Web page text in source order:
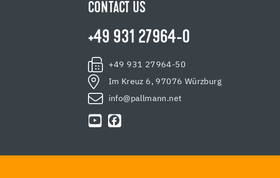
CONTACT US
+49 931 27964-0
+49 931 27964-50
Im Kreuz 6, 97076 Würzburg
info@pallmann.net